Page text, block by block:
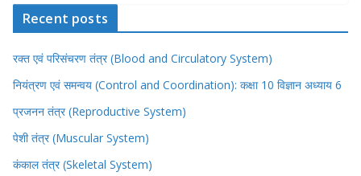
Recent posts
रक्त एवं परिसंचरण तंत्र (Blood and Circulatory System)
नियंत्रण एवं समन्वय (Control and Coordination): कक्षा 10 विज्ञान अध्याय 6
प्रजनन तंत्र (Reproductive System)
पेशी तंत्र (Muscular System)
कंकाल तंत्र (Skeletal System)